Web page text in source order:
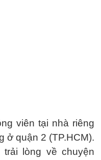
viên tại nhà riêng
ở quận 2 (TP.HCM).
lòng về chuyện